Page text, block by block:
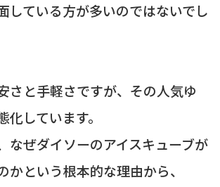
している方が多いのではないでし
さと手軽さですが、その人気ゆ
化しています。
なぜダイソーのアイスキューブが
かという根本的な理由から、